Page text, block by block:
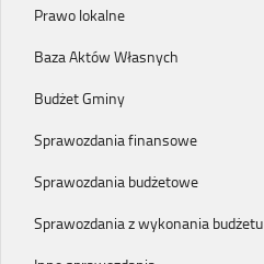
Prawo lokalne
Baza Aktów Własnych
Budżet Gminy
Sprawozdania finansowe
Sprawozdania budżetowe
Sprawozdania z wykonania budżetu